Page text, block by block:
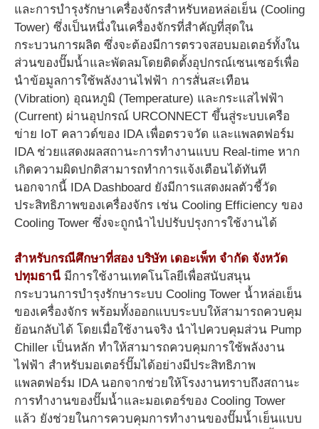
และการบำรุงรักษาเครื่องจักรสำหรับหอหล่อเย็น (Cooling
Tower) ซึ่งเป็นหนึ่งในเครื่องจักรที่สำคัญที่สุดใน
กระบวนการผลิต ซึ่งจะต้องมีการตรวจสอบมอเตอร์ทั้งใน
ส่วนของปั๊มน้ำและพัดลมโดยติดตั้งอุปกรณ์เซนเซอร์เพื่อ
นำข้อมูลการใช้พลังงานไฟฟ้า การสั่นสะเทือน
(Vibration) อุณหภูมิ (Temperature) และกระแสไฟฟ้า
(Current) ผ่านอุปกรณ์ URCONNECT ขึ้นสู่ระบบเครือ
ข่าย IoT คลาวด์ของ IDA เพื่อตรวจวัด และแพลตฟอร์ม
IDA ช่วยแสดงผลสถานะการทำงานแบบ Real-time หาก
เกิดความผิดปกติสามารถทำการแจ้งเตือนได้ทันที
นอกจากนี้ IDA Dashboard ยังมีการแสดงผลตัวชี้วัด
ประสิทธิภาพของเครื่องจักร เช่น Cooling Efficiency ของ
Cooling Tower ซึ่งจะถูกนำไปปรับปรุงการใช้งานได้
สำหรับกรณีศึกษาที่สอง บริษัท เดอะเพ็ท จำกัด จังหวัด
ปทุมธานี มีการใช้งานเทคโนโลยีเพื่อสนับสนุน
กระบวนการบำรุงรักษาระบบ Cooling Tower น้ำหล่อเย็น
ของเครื่องจักร พร้อมทั้งออกแบบระบบให้สามารถควบคุม
ย้อนกลับได้ โดยเมื่อใช้งานจริง นำไปควบคุมส่วน Pump
Chiller เป็นหลัก ทำให้สามารถควบคุมการใช้พลังงาน
ไฟฟ้า สำหรับมอเตอร์ปั๊มได้อย่างมีประสิทธิภาพ
แพลตฟอร์ม IDA นอกจากช่วยให้โรงงานทราบถึงสถานะ
การทำงานของปั๊มน้ำและมอเตอร์ของ Cooling Tower
แล้ว ยังช่วยในการควบคุมการทำงานของปั๊มน้ำเย็นแบบ